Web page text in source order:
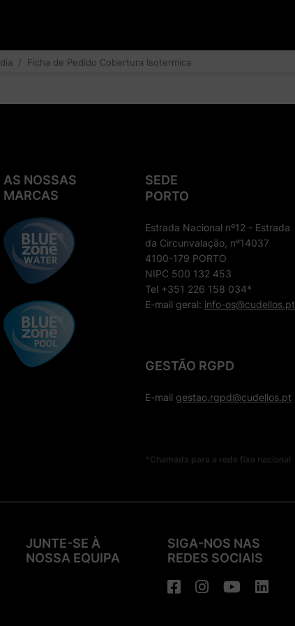
Ficha de Pedido Cobertura Isotermica
AS NOSSAS
MARCAS
SEDE
PORTO
Estrada Nacional nº12 - Estrada
da Circunvalação, nº14037
4100-179 PORTO
NIPC 500 132 453
Tel +351 226 158 034*
E-mail geral: info-os@cudellos.pt
GESTÃO RGPD
E-mail gestao.rgpd@cudellos.pt
*Chamada para a rede fixa nacional
JUNTE-SE À
NOSSA EQUIPA
SIGA-NOS NAS
REDES SOCIAIS